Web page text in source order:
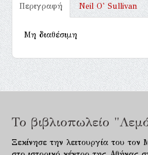
Περιγραφή Neil O' Sullivan
Μη διαθέσιμη
Το βιβλιοπωλείο
Ξεκίνησε την λειτουργία του τον